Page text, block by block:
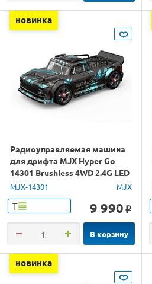
новинка
Радиоуправляемая машина
для дрифта MJX Hyper Go
14301 Brushless 4WD 2.4G LED
1/14 RTR
MJX-14301 MJX
Т 9 990 o
В корзину
новинка